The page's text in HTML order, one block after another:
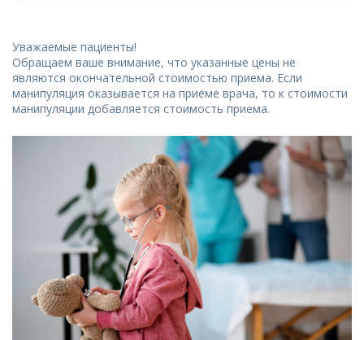
Уважаемые пациенты!
Обращаем ваше внимание, что указанные цены не
являются окончательной стоимостью приема. Если
манипуляция оказывается на приеме врача, то к стоимости
манипуляции добавляется стоимость приема.